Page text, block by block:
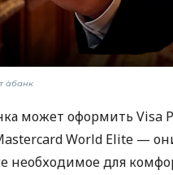
àбанк
может оформить Visa
World Elite —
необходимое для